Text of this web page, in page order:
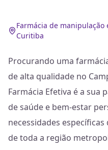
Farmácia de manipulação
Curitiba
Procurando uma
de alta qualidade no
Farmácia Efetiva é a sua
de saúde e bem-estar
necessidades
de toda a região